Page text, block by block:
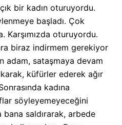
bir kadın oturuyordu.
başladı. Çok
Karşımızda oturuyordu.
biraz indirmem gerekiyor
adam, sataşmaya devam
küfürler ederek ağır
kadına
söyleyemeyeceğini
saldırarak, arbede